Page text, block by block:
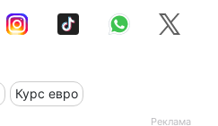
Курс евро